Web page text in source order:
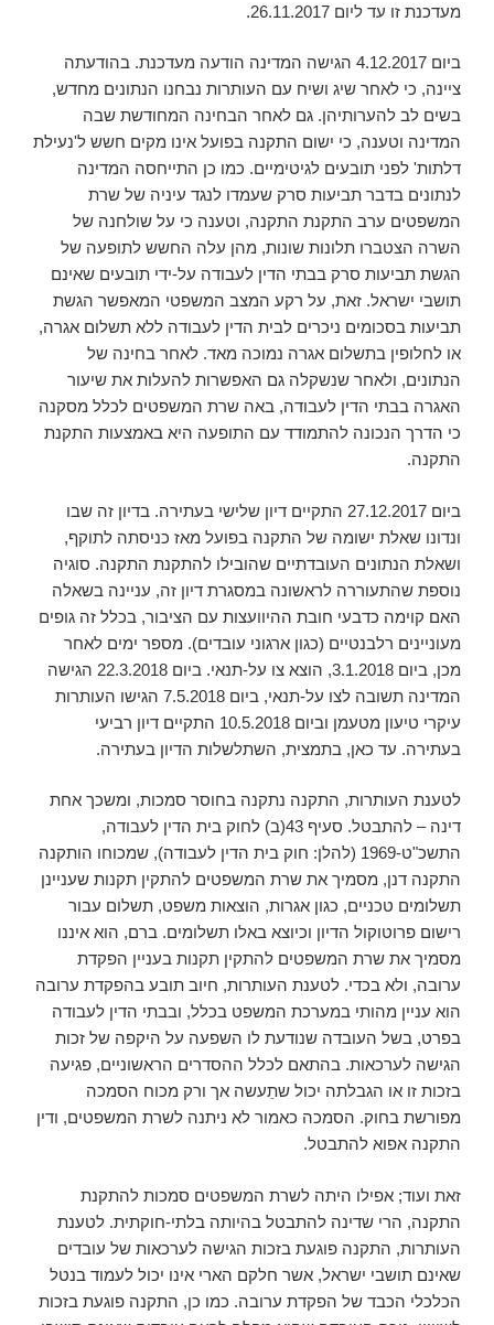
מעדכנת זו עד ליום 26.11.2017.
ביום 4.12.2017 הגישה המדינה הודעה מעדכנת. בהודעתה
ציינה, כי לאחר שיג ושיח עם העותרות נבחנו הנתונים מחדש,
בשים לב להערותיהן. גם לאחר הבחינה המחודשת שבה
המדינה וטענה, כי ישום התקנה בפועל אינו מקים חשש ל'נעילת
דלתות' לפני תובעים לגיטימיים. כמו כן התייחסה המדינה
לנתונים בדבר תביעות סרק שעמדו לנגד עיניה של שרת
המשפטים ערב התקנת התקנה, וטענה כי על שולחנה של
השרה הצטברו תלונות שונות, מהן עלה החשש לתופעה של
הגשת תביעות סרק בבתי הדין לעבודה על-ידי תובעים שאינם
תושבי ישראל. זאת, על רקע המצב המשפטי המאפשר הגשת
תביעות בסכומים ניכרים לבית הדין לעבודה ללא תשלום אגרה,
או לחלופין בתשלום אגרה נמוכה מאד. לאחר בחינה של
הנתונים, ולאחר שנשקלה גם האפשרות להעלות את שיעור
האגרה בבתי הדין לעבודה, באה שרת המשפטים לכלל מסקנה
כי הדרך הנכונה להתמודד עם התופעה היא באמצעות התקנת
התקנה.
ביום 27.12.2017 התקיים דיון שלישי בעתירה. בדיון זה שבו
ונדונו שאלת ישומה של התקנה בפועל מאז כניסתה לתוקף,
ושאלת הנתונים העובדתיים שהובילו להתקנת התקנה. סוגיה
נוספת שהתעוררה לראשונה במסגרת דיון זה, עניינה בשאלה
האם קוימה כדבעי חובת ההיוועצות עם הציבור, בכלל זה גופים
מעוניינים רלבנטיים (כגון ארגוני עובדים). מספר ימים לאחר
מכן, ביום 3.1.2018, הוצא צו על-תנאי. ביום 22.3.2018 הגישה
המדינה תשובה לצו על-תנאי, ביום 7.5.2018 הגישו העותרות
עיקרי טיעון מטעמן וביום 10.5.2018 התקיים דיון רביעי
בעתירה. עד כאן, בתמצית, השתלשלות הדיון בעתירה.
לטענת העותרות, התקנה נתקנה בחוסר סמכות, ומשכך אחת
דינה – להתבטל. סעיף 43(ב) לחוק בית הדין לעבודה,
התשכ"ט-1969 (להלן: חוק בית הדין לעבודה), שמכוחו הותקנה
התקנה דנן, מסמיך את שרת המשפטים להתקין תקנות שעניינן
תשלומים טכניים, כגון אגרות, הוצאות משפט, תשלום עבור
רישום פרוטוקול הדיון וכיוצא באלו תשלומים. ברם, הוא איננו
מסמיך את שרת המשפטים להתקין תקנות בעניין הפקדת
ערובה, ולא בכדי. לטענת העותרות, חיוב תובע בהפקדת ערובה
הוא עניין מהותי במערכת המשפט בכלל, ובבתי הדין לעבודה
בפרט, בשל העובדה שנודעת לו השפעה על היקפה של זכות
הגישה לערכאות. בהתאם לכלל ההסדרים הראשוניים, פגיעה
בזכות זו או הגבלתה יכול שתֵעשה אך ורק מכוח הסמכה
מפורשת בחוק. הסמכה כאמור לא ניתנה לשרת המשפטים, ודין
התקנה אפוא להתבטל.
זאת ועוד; אפילו היתה לשרת המשפטים סמכות להתקנת
התקנה, הרי שדינה להתבטל בהיותה בלתי-חוקתית. לטענת
העותרות, התקנה פוגעת בזכות הגישה לערכאות של עובדים
שאינם תושבי ישראל, אשר חלקם הארי אינו יכול לעמוד בנטל
הכלכלי הכבד של הפקדת ערובה. כמו כן, התקנה פוגעת בזכות